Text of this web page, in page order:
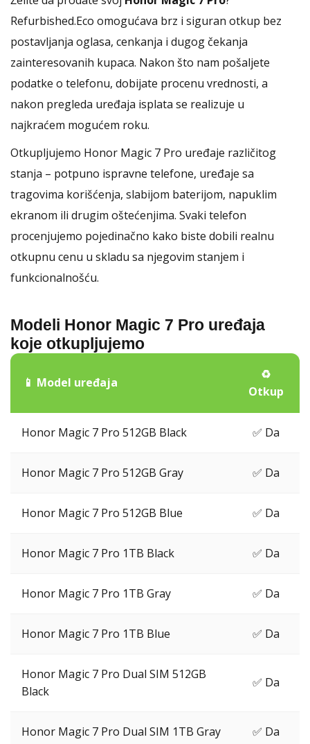
Refurbished.Eco omogućava brz i siguran otkup bez
postavljanja oglasa, cenkanja i dugog čekanja
zainteresovanih kupaca. Nakon što nam pošaljete
podatke o telefonu, dobijate procenu vrednosti, a
nakon pregleda uređaja isplata se realizuje u
najkraćem mogućem roku.
Otkupljujemo Honor Magic 7 Pro uređaje različitog
stanja – potpuno ispravne telefone, uređaje sa
tragovima korišćenja, slabijom baterijom, napuklim
ekranom ili drugim oštećenjima. Svaki telefon
procenjujemo pojedinačno kako biste dobili realnu
otkupnu cenu u skladu sa njegovim stanjem i
funkcionalnošću.
Modeli Honor Magic 7 Pro uređaja
koje otkupljujemo
📱 Model uređaja
♻️
Otkup
Honor Magic 7 Pro 512GB Black ✅ Da
Honor Magic 7 Pro 512GB Gray ✅ Da
Honor Magic 7 Pro 512GB Blue ✅ Da
Honor Magic 7 Pro 1TB Black ✅ Da
Honor Magic 7 Pro 1TB Gray ✅ Da
Honor Magic 7 Pro 1TB Blue ✅ Da
Honor Magic 7 Pro Dual SIM 512GB
Black
✅ Da
Honor Magic 7 Pro Dual SIM 1TB Gray ✅ Da